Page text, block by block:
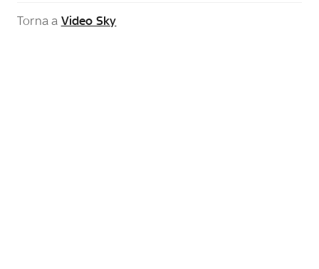
Torna a Video Sky